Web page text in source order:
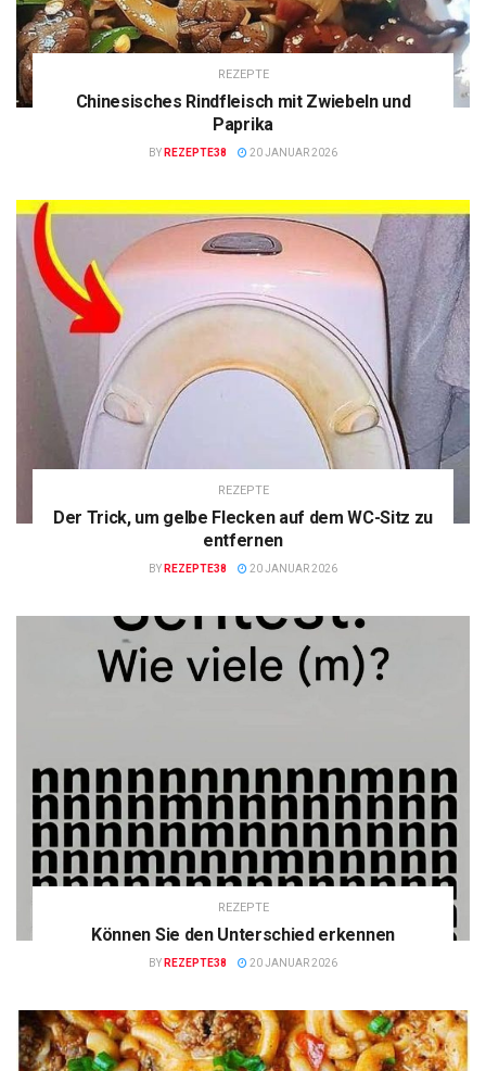
REZEPTE
Chinesisches Rindfleisch mit Zwiebeln und
Paprika
BY REZEPTE38 20 JANUAR 2026
REZEPTE
Der Trick, um gelbe Flecken auf dem WC-Sitz zu
entfernen
BY REZEPTE38 20 JANUAR 2026
REZEPTE
Können Sie den Unterschied erkennen
BY REZEPTE38 20 JANUAR 2026